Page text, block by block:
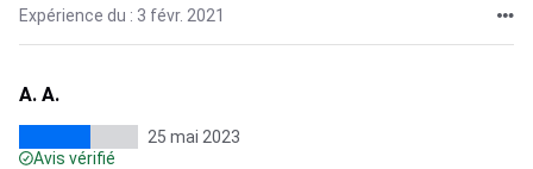
Expérience du : 3 févr. 2021
A. A.
25 mai 2023
Avis vérifié